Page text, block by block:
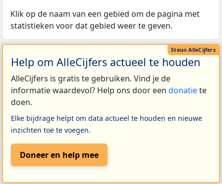
Klik op de naam van een gebied om de pagina met
statistieken voor dat gebied weer te geven.
Help om AlleCijfers actueel te houden
AlleCijfers is gratis te gebruiken. Vind je de
informatie waardevol? Help ons door een donatiete
doen.
Elke bijdrage helpt om data actueel te houden en nieuwe
inzichten toe te voegen.
Doneer en help mee